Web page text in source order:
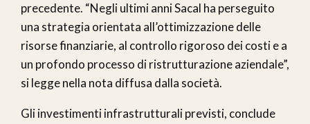
precedente. “Negli ultimi anni Sacal ha perseguito
una strategia orientata all’ottimizzazione delle
risorse finanziarie, al controllo rigoroso dei costi e a
un profondo processo di ristrutturazione aziendale”,
si legge nella nota diffusa dalla società.
Gli investimenti infrastrutturali previsti, conclude